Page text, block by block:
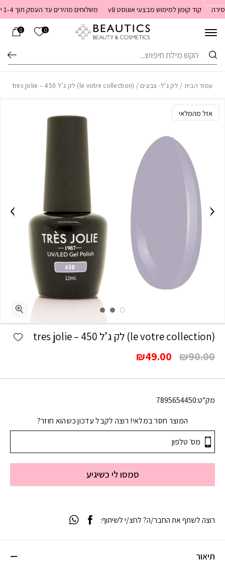
Skip to Content
קוד קופון למימוש מבצעי אוגוסט v8 משלוחים מהירים עד העסק תוך 1-4 ימי עסקים. משלוחים חינם מעל 399 שקלים חדש באתר! ניתן לשלם במזומן לשליח בעת המסירה
0 הרשימה
0
חיפוש
עמוד הבית / לק ג'ל- צבעים / (le votre collection) לק ג’ל 450 – tres jolie
(le votre collection) לק ג’ל 450 – tres jolie
₪90.00
המחיר
היה:
₪90.00.
₪49.00
המחיר
הוא:
מק"ט:7895654450
המוצר חסר במלאי! רוצה לקבל עדכון כשהוא חוזר?
סמסו לי כשיגיע
תיאור
רוצה לשתף את החבר/ה? לחצ/י לשיתוף:
אזל מהמלאי
בחזרה למעלה